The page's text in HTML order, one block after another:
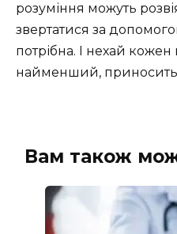
розуміння можуть
звертатися за
потрібна. І нехай
найменший, приносить
Вам також